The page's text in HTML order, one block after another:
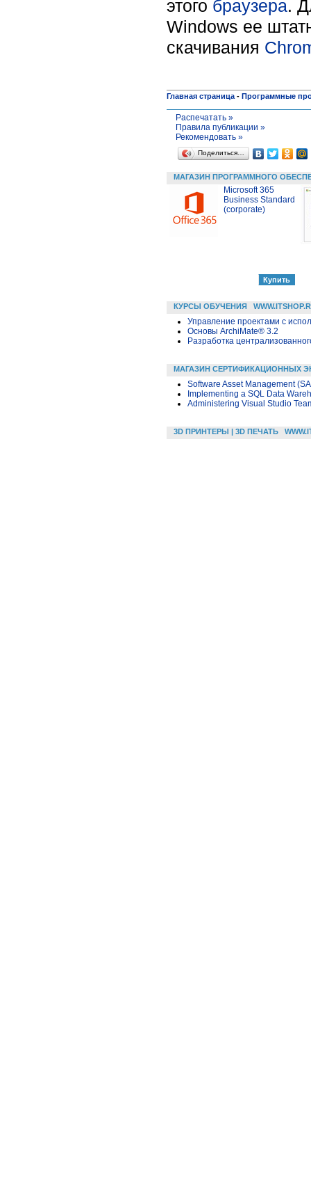
этого браузера.
Windows ее
скачивания
Главная страница- Программные
Распечатать »
Правила публикации »
Рекомендовать »
Поделиться…
МАГАЗИН ПРОГРАММНОГО
Microsoft 365
Business Standard
(corporate)
КУРСЫ ОБУЧЕНИЯ
Управление проектами с
Основы ArchiMate® 3.2
Разработка
МАГАЗИН СЕРТИФИКАЦИОННЫХ
Software Asset Management
Implementing a SQL Data
Administering Visual Studio
3D ПРИНТЕРЫ | 3D ПЕЧАТЬ